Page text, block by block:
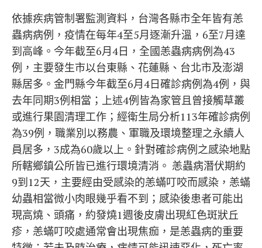
依據疾病管制署監測資料，台灣各縣市全年皆有恙
蟲病病例，疫情在每年4至5月逐漸升溫，6至7月達
到高峰。今年截至6月4日，全國恙蟲病病例為43
例，主要發生市以台東縣、花蓮縣、台北市及澎湖
縣居多。金門縣今年截至6月4日確診病例為4例，與
去年同期3例相當；上述4例皆為家管且曾接觸草叢
或進行果園清理工作；經衛生局分析113年確診病例
為39例，職業別以務農、軍職及環境整理之永續人
員居多，3成為60歲以上。針對確診病例之感染地點
所轄鄉鎮公所皆已進行環境清消。 恙蟲病潛伏期約
9到12天，主要經由受感染的恙蟎叮咬而感染，恙蟎
幼蟲相當微小肉眼幾乎看不到；感染後患者可能出
現高燒、頭痛，約發燒1週後皮膚出現紅色斑狀丘
疹，恙蟎叮咬處通常會出現焦痂，是恙蟲病的重要